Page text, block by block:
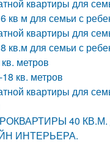
квартиры для
кв м для семьи с
квартиры для
кв.м для семьи с
метров
кв. метров
квартиры для
40
ИНТЕРЬЕРА.